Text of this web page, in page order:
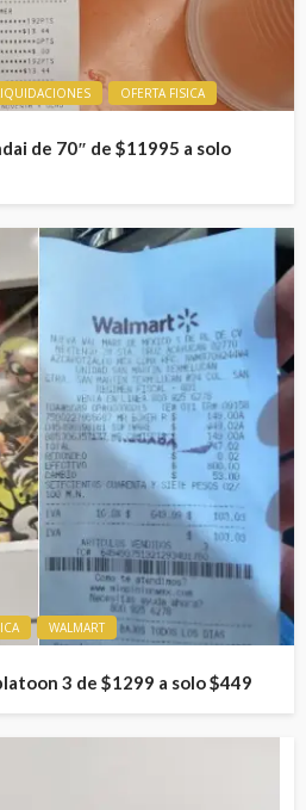
OFERTA FISICA
de 70″ de $11995 a solo
WALMART
3 de $1299 a solo $449